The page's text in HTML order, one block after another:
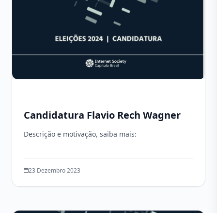
Candidatura Flavio Rech Wagner
Descrição e motivação, saiba mais:
23 Dezembro 2023